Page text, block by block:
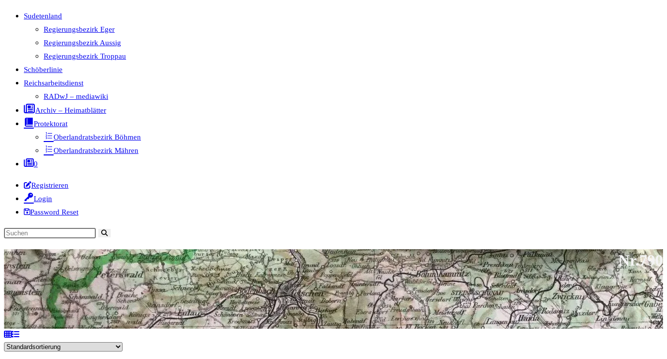
Sudetenland
Regierungsbezirk Eger
Regierungsbezirk Aussig
Regierungsbezirk Troppau
Schöberlinie
Reichsarbeitsdienst
RADwJ – mediawiki
Archiv – Heimatblätter
Protektorat
Oberlandratsbezirk Böhmen
Oberlandratsbezirk Mähren
0
Registrieren
Login
Password Reset
Diese
durchsuchen
Nr.790